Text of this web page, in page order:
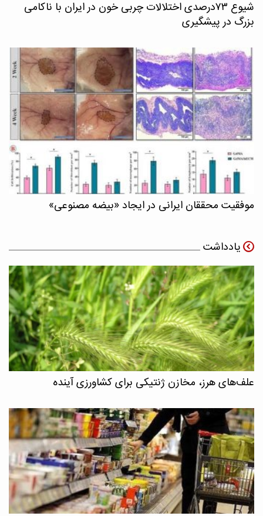
شیوع ۷۳درصدی اختلالات چربی خون در ایران با ناکامی
بزرگ در پیشگیری
موفقیت محققان ایرانی در ایجاد «بیضه مصنوعی»
یادداشت
علف‌های هرز، مخازن ژنتیکی برای کشاورزی آینده